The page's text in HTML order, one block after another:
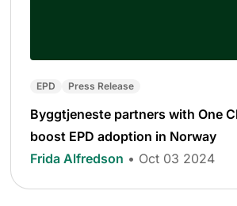
EPD Press Release
Byggtjeneste partners with One
boost EPD adoption in Norway
Frida Alfredson • Oct 03 2024